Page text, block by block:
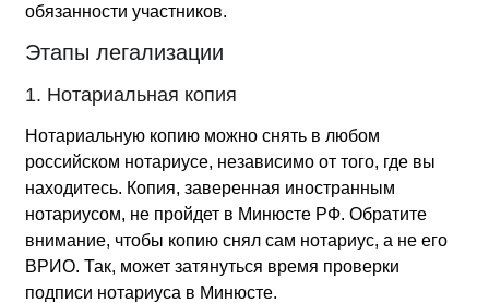
обязанности участников.
Этапы легализации
1. Нотариальная копия
Нотариальную копию можно снять в любом
российском нотариусе, независимо от того, где вы
находитесь. Копия, заверенная иностранным
нотариусом, не пройдет в Минюсте РФ. Обратите
внимание, чтобы копию снял сам нотариус, а не его
ВРИО. Так, может затянуться время проверки
подписи нотариуса в Минюсте.